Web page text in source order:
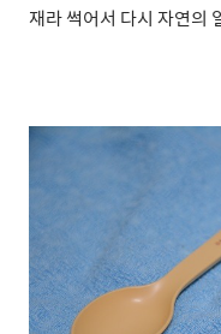
재라 썩어서 다시 자연의